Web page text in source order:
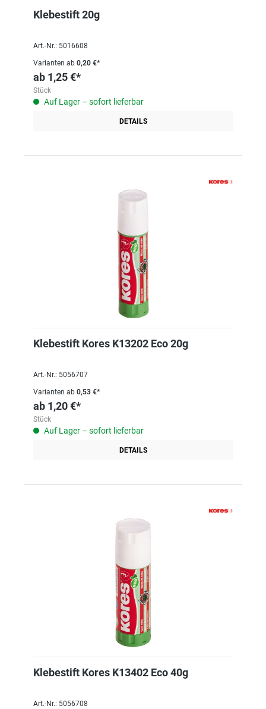
Klebestift 20g
Art.-Nr.: 5016608
Varianten ab 0,20 €*
ab 1,25 €*
Stück
Auf Lager – sofort lieferbar
DETAILS
Klebestift Kores K13202 Eco 20g
Art.-Nr.: 5056707
Varianten ab 0,53 €*
ab 1,20 €*
Stück
Auf Lager – sofort lieferbar
DETAILS
Klebestift Kores K13402 Eco 40g
Art.-Nr.: 5056708